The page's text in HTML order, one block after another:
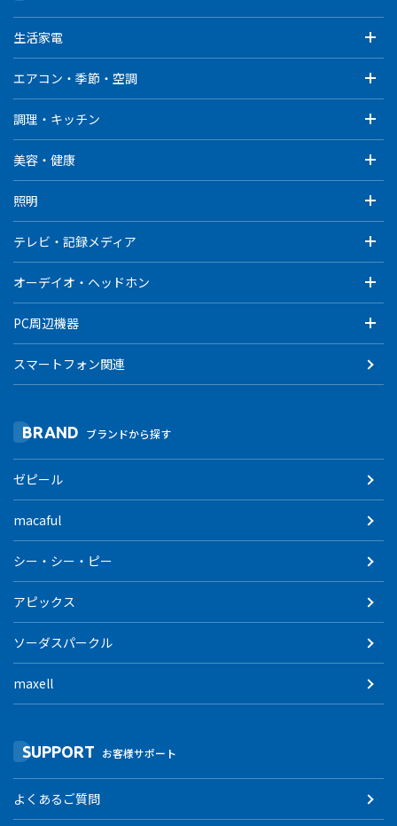
生活家電
エアコン・季節・空調
調理・キッチン
美容・健康
照明
テレビ・記録メディア
オーデイオ・ヘッドホン
PC周辺機器
スマートフォン関連
BRAND ブランドから探す
ゼピール
macaful
シー・シー・ピー
アピックス
ソーダスパークル
maxell
SUPPORT お客様サポート
よくあるご質問